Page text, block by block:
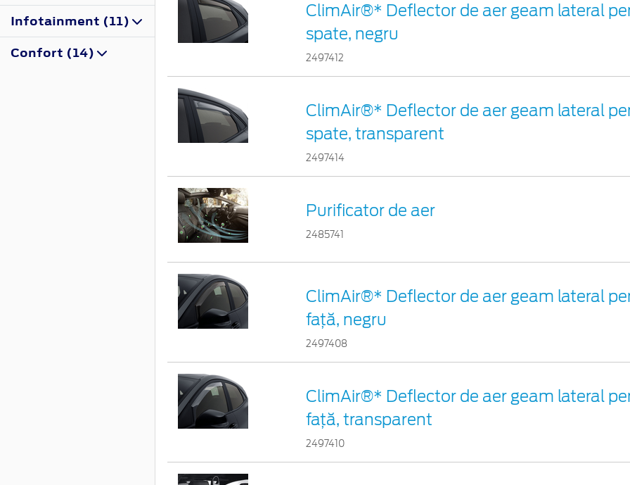
Infotainment (11)
Confort (14)
ClimAir®* Deflector de aer geam lateral
spate, negru
2497412
ClimAir®* Deflector de aer geam lateral
spate, transparent
2497414
Purificator de aer
2485741
ClimAir®* Deflector de aer geam lateral
față, negru
2497408
ClimAir®* Deflector de aer geam lateral
față, transparent
2497410